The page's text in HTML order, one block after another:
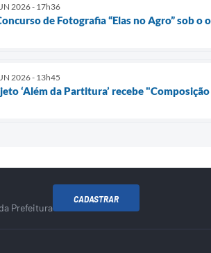
2026 - 17h36
de Fotografia “Elas no Agro” sob
2026 - 13h45
‘Além da Partitura’ recebe
Prefeitura
CADASTRAR